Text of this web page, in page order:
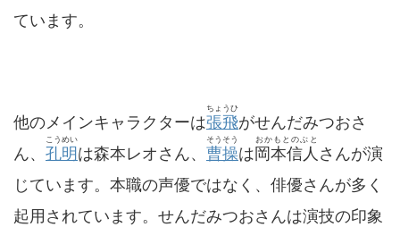
ています。
他のメインキャラクターは張飛
ちょうひ
がせんだみつおさ
ん、 孔明
こうめい
は森本レオさん、 曹操
そうそう
は岡本信人
おかもとのぶと
さんが演
じています。本職の声優ではなく、俳優さんが多く
起用されています。せんだみつおさんは演技の印象